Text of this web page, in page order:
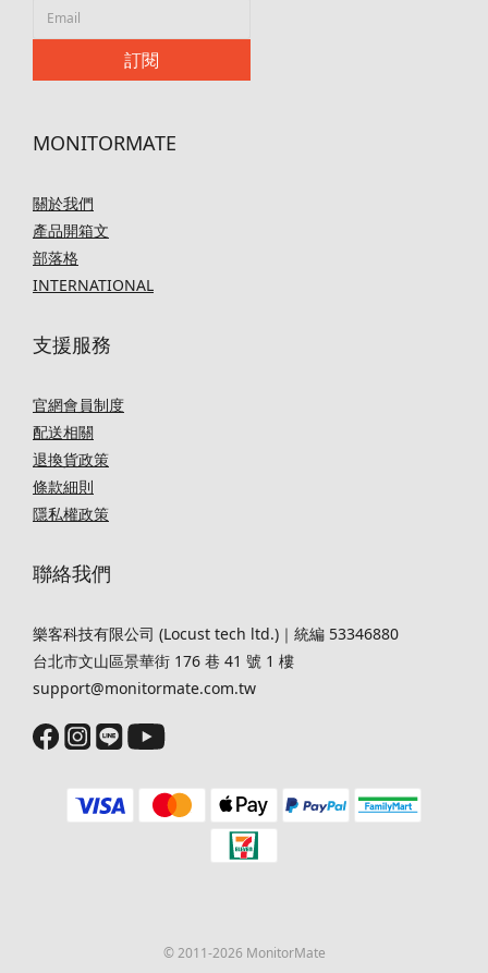
訂閱
MONITORMATE
關於我們
產品開箱文
部落格
INTERNATIONAL
支援服務
官網會員制度
配送相關
退換貨政策
條款細則
隱私權政策
聯絡我們
樂客科技有限公司 (Locust tech ltd.)｜統編 53346880
台北市文山區景華街 176 巷 41 號 1 樓
support@monitormate.com.tw
© 2011-2026 MonitorMate